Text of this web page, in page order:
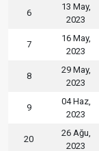
6
13 May,
2023
7
16 May,
2023
8
29 May,
2023
9
04 Haz,
2023
20
26 Ağu,
2023